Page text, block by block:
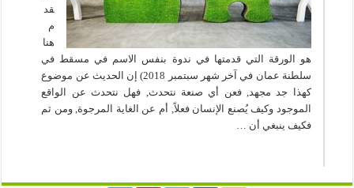
قد
م
هنا
هو الورقة التي قدمتها في ندوة بنفس الاسم في مسقط في
سلطنة عمان في آخر شهر سبتمبر 2018) إن الحديث عن موضوع
كهذا جد مجهد, فعن أي صنعة نتحدث, فهل نتحدث عن الواقع
الموجود وكيف يُصنع الإنسان فعلاً, أم عن الغاية المرجوة, ومن ثم
فكيف ينبغي أن …